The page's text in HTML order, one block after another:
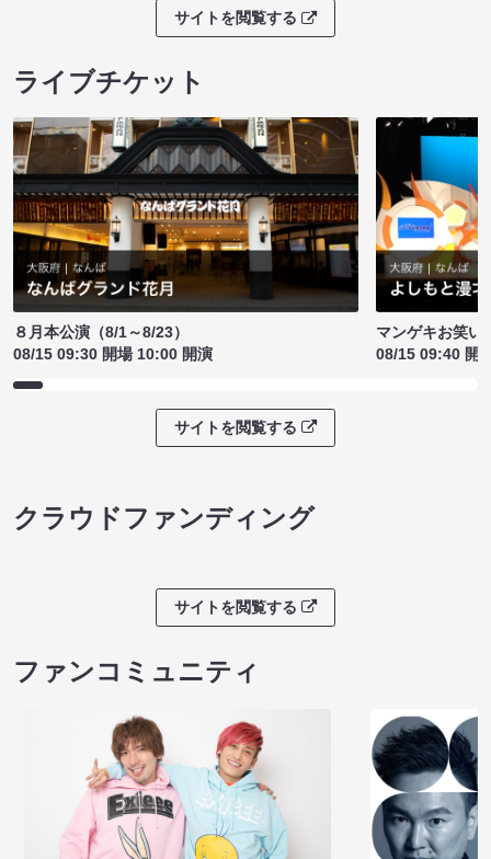
サイトを閲覧する
ライブチケット
８月本公演（8/1～8/23）
08/15 09:30 開場 10:00 開演
マンゲキお笑い
08/15 09:40 開
サイトを閲覧する
クラウドファンディング
サイトを閲覧する
ファンコミュニティ